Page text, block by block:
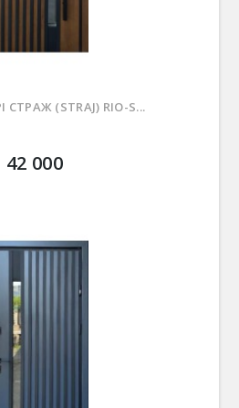
СТРАЖ (STRAJ) RIO-S...
42 000